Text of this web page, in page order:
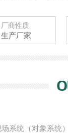
控制器，学习控
Silk2000平台
厂商性质
生产厂家
系统（对象系统